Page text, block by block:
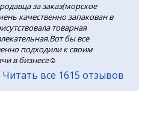
за заказ(морское
качественно запакован в
товарная
бы все
подходили к своим
в бизнесе☺️
Читать все 1615 отзывов